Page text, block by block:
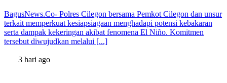
BagusNews.Co- Polres Cilegon bersama Pemkot Cilegon dan unsur
terkait memperkuat kesiapsiagaan menghadapi potensi kebakaran
serta dampak kekeringan akibat fenomena El Niño. Komitmen
tersebut diwujudkan melalui [...]
3 hari ago